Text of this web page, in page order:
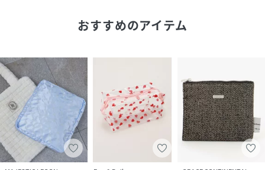
(103710-6511-03-00 JJ6270)
おすすめのアイテム